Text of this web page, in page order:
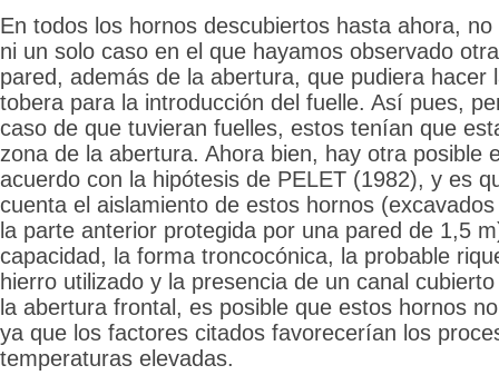
En todos los hornos descubiertos hasta ahora,
ni un solo caso en el que hayamos observado
pared, además de la abertura, que pudiera hacer
tobera para la introducción del fuelle. Así pues,
caso de que tuvieran fuelles, estos tenían que
zona de la abertura. Ahora bien, hay otra posible
acuerdo con la hipótesis de PELET (1982), y es
cuenta el aislamiento de estos hornos
la parte anterior protegida por una pared de 1,5
capacidad, la forma troncocónica, la probable
hierro utilizado y la presencia de un canal
la abertura frontal, es posible que estos hornos
ya que los factores citados favorecerían los
temperaturas elevadas.